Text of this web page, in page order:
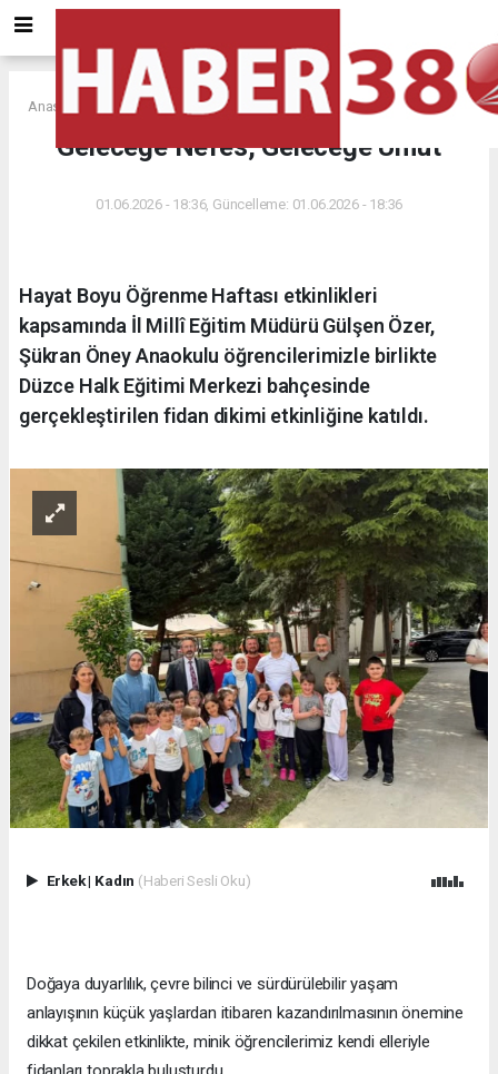
Anasayfa
Geleceğe Nefes, Geleceğe Umut
01.06.2026 - 18:36, Güncelleme: 01.06.2026 - 18:36
Hayat Boyu Öğrenme Haftası etkinlikleri
kapsamında İl Millî Eğitim Müdürü Gülşen Özer,
Şükran Öney Anaokulu öğrencilerimizle birlikte
Düzce Halk Eğitimi Merkezi bahçesinde
gerçekleştirilen fidan dikimi etkinliğine katıldı.
Erkek| Kadın (Haberi Sesli Oku)
Doğaya duyarlılık, çevre bilinci ve sürdürülebilir yaşam
anlayışının küçük yaşlardan itibaren kazandırılmasının önemine
dikkat çekilen etkinlikte, minik öğrencilerimiz kendi elleriyle